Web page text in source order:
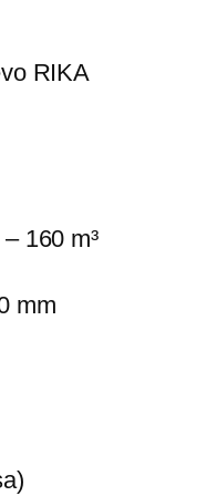
RIKA
160 m³
mm